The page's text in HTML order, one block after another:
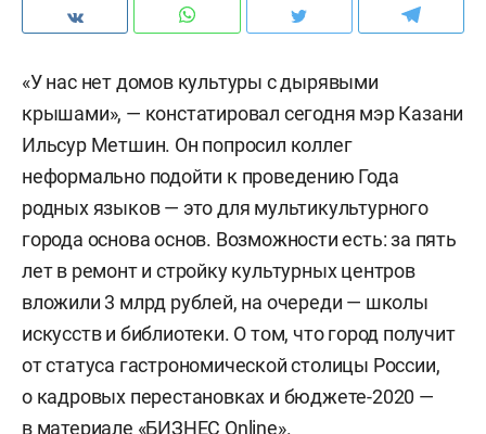
«У нас нет домов культуры с дырявыми
крышами», — констатировал сегодня мэр Казани
Ильсур Метшин. Он попросил коллег
неформально подойти к проведению Года
родных языков — это для мультикультурного
города основа основ. Возможности есть: за пять
лет в ремонт и стройку культурных центров
вложили 3 млрд рублей, на очереди — школы
искусств и библиотеки. О том, что город получит
от статуса гастрономической столицы России,
о кадровых перестановках и бюджете-2020 —
в материале «БИЗНЕС Online».